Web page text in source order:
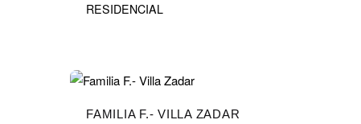
RESIDENCIAL
FAMILIA F.- VILLA ZADAR